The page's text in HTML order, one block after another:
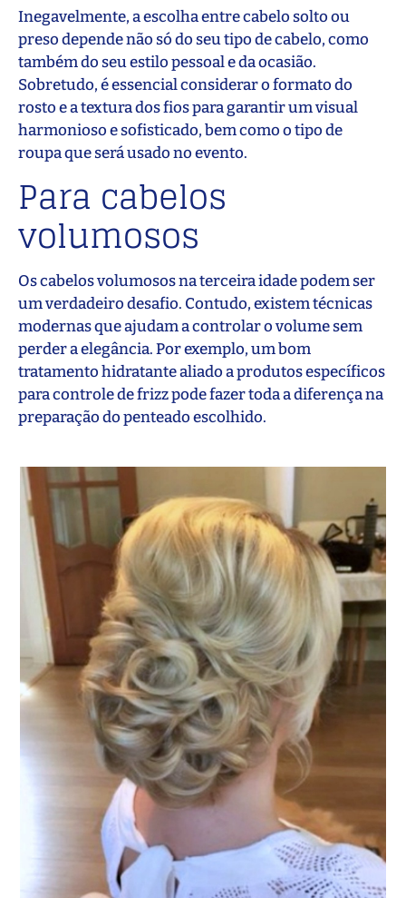
Inegavelmente, a escolha entre cabelo solto ou
preso depende não só do seu tipo de cabelo, como
também do seu estilo pessoal e da ocasião.
Sobretudo, é essencial considerar o formato do
rosto e a textura dos fios para garantir um visual
harmonioso e sofisticado, bem como o tipo de
roupa que será usado no evento.
Para cabelos
volumosos
Os cabelos volumosos na terceira idade podem ser
um verdadeiro desafio. Contudo, existem técnicas
modernas que ajudam a controlar o volume sem
perder a elegância. Por exemplo, um bom
tratamento hidratante aliado a produtos específicos
para controle de frizz pode fazer toda a diferença na
preparação do penteado escolhido.